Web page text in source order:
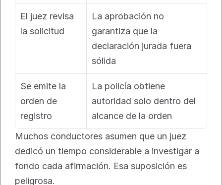
El juez revisa
la solicitud
La aprobación no
garantiza que la
declaración jurada fuera
sólida
Se emite la
orden de
registro
La policía obtiene
autoridad solo dentro del
alcance de la orden
Muchos conductores asumen que un juez
dedicó un tiempo considerable a investigar a
fondo cada afirmación. Esa suposición es
peligrosa.